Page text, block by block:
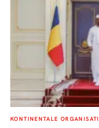
KONTINENTALE